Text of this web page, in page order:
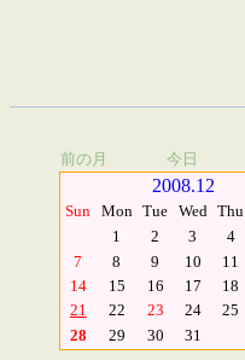
前の月 今日
2008.12
Sun Mon Tue Wed Thu
1
2 3 4
7
8 9 10 11
14
15 16 17 18
21
22 23 24 25
28
29 30 31